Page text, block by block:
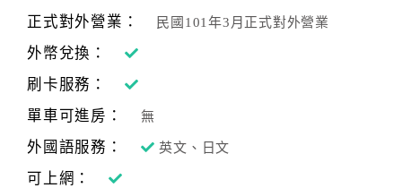
訂
單
理
會
員
正式對外營業： 民國101年3月正式對外營業
外幣兌換：
刷卡服務：
單車可進房：
無
外國語服務： 英文、日文
可上網：